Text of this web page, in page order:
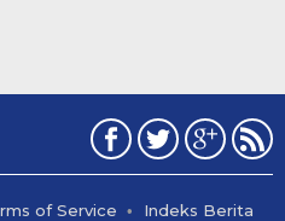
of Service Indeks Berita